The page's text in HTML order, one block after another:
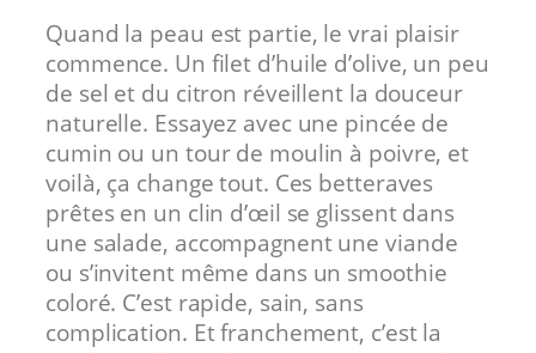
Quand la peau est partie, le vrai plaisir
commence. Un filet d’huile d’olive, un peu
de sel et du citron réveillent la douceur
naturelle. Essayez avec une pincée de
cumin ou un tour de moulin à poivre, et
voilà, ça change tout. Ces betteraves
prêtes en un clin d’œil se glissent dans
une salade, accompagnent une viande
ou s’invitent même dans un smoothie
coloré. C’est rapide, sain, sans
complication. Et franchement, c’est la